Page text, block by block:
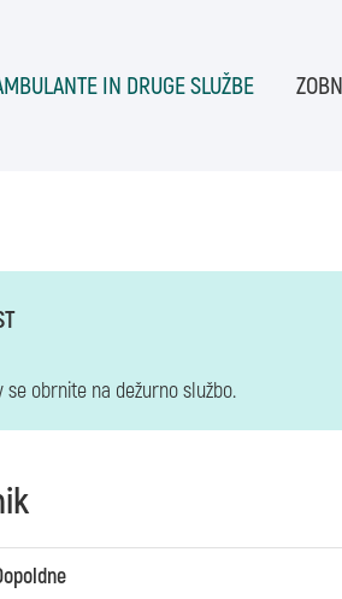
IN DRUGE SLUŽBE
se obrnite na dežurno službo.